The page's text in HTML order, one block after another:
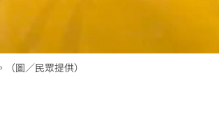
圖／民眾提供）